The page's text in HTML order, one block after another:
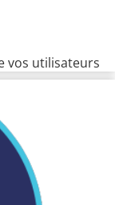
vos utilisateurs